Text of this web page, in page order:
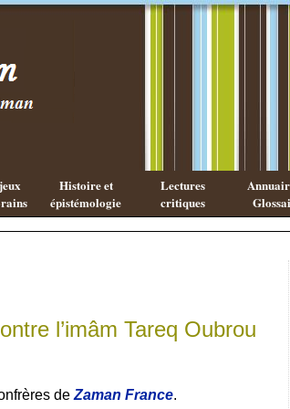
Histoire et
épistémologie
Lectures
critiques
l’imâm Tareq Oubrou
de Zaman France.